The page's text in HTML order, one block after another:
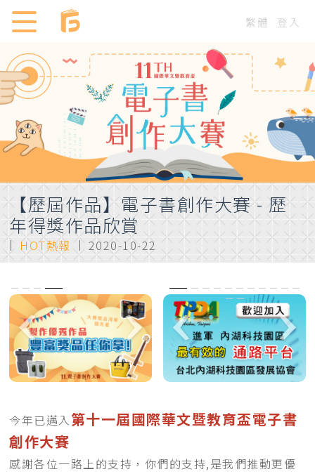
繁體 登入
【歷屆作品】電子書創作大賽 - 歷
年得獎作品欣賞
HOT熱報 2020-10-22
今年已邁入第十一屆國際華文暨教育盃電子書
創作大賽
感謝各位一路上的支持，你們的支持,是我們推動更優